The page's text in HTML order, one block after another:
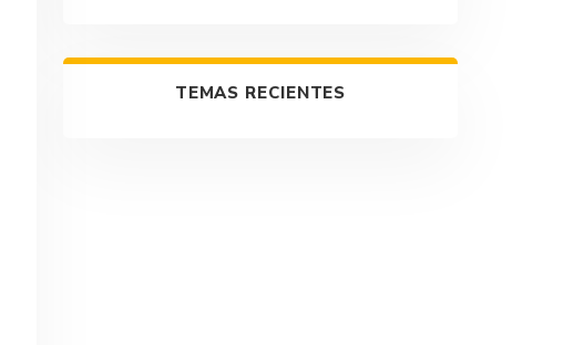
TEMAS RECIENTES